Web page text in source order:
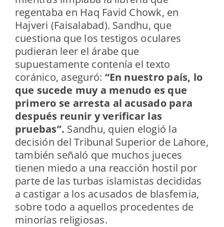
regentaba en Haq Favid Chowk, en
Hajveri (Faisalabad). Sandhu, que
cuestiona que los testigos oculares
pudieran leer el árabe que
supuestamente contenía el texto
coránico, aseguró: “En nuestro país, lo
que sucede muy a menudo es que
primero se arresta al acusado para
después reunir y verificar las
pruebas”. Sandhu, quien elogió la
decisión del Tribunal Superior de Lahore,
también señaló que muchos jueces
tienen miedo a una reacción hostil por
parte de las turbas islamistas decididas
a castigar a los acusados de blasfemia,
sobre todo a aquellos procedentes de
minorías religiosas.